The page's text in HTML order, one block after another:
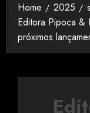
Home 2025
Editora Pipoca &
próximos